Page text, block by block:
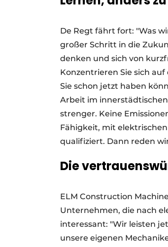
De Regt fährt fort: "Was
großer Schritt in die
denken und sich von
Konzentrieren Sie sich
Sie schon jetzt haben
Arbeit im
strenger. Keine
Fähigkeit, mit
qualifiziert. Dann reden
Die
ELM Construction
Unternehmen, die nach
interessant: "Wir leisten
unsere eigenen